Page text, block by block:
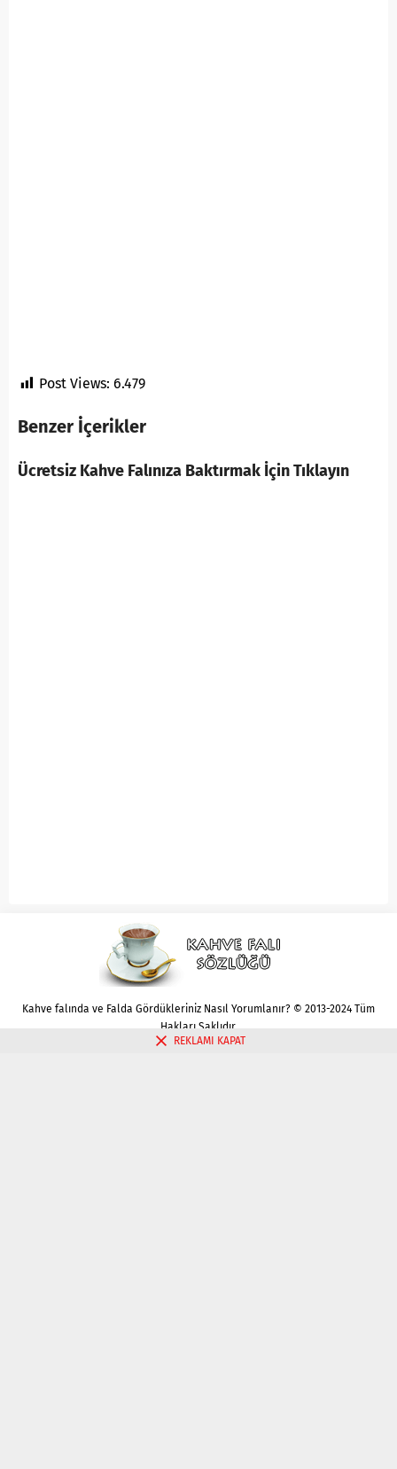
Post Views: 6.479
Benzer İçerikler
Ücretsiz Kahve Falınıza Baktırmak İçin Tıklayın
Kahve falında ve Falda Gördükleriniz Nasıl Yorumlanır? © 2013-2024 Tüm
Hakları Saklıdır.
REKLAMI KAPAT